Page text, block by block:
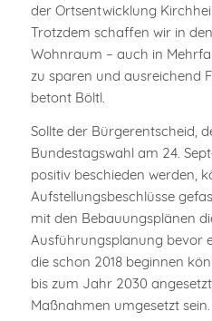
der Ortsentwicklung
Trotzdem schaffen wir in
Wohnraum – auch in
zu sparen und ausreichend
betont Böltl.
Sollte der Bürgerentscheid,
Bundestagswahl am 24.
positiv beschieden werden,
Aufstellungsbeschlüsse
mit den Bebauungsplänen
Ausführungsplanung bevor
die schon 2018 beginnen
bis zum Jahr 2030
Maßnahmen umgesetzt sein.